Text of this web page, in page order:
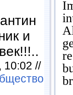
и
10:02 //